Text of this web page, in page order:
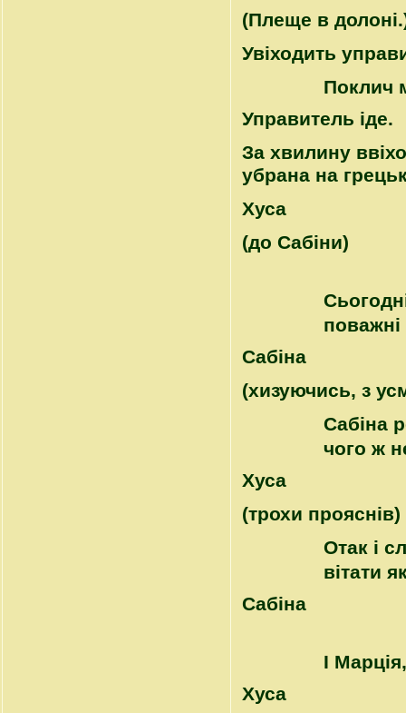
(Плеще в
Увіходить
Поклич
Управитель іде.
За хвилину
убрана на
Хуса
(до Сабіни)
поважні
Сабіна
(хизуючись, з
Сабіна
чого ж
Хуса
(трохи прояснів)
Отак і
вітати
Сабіна
І
Хуса